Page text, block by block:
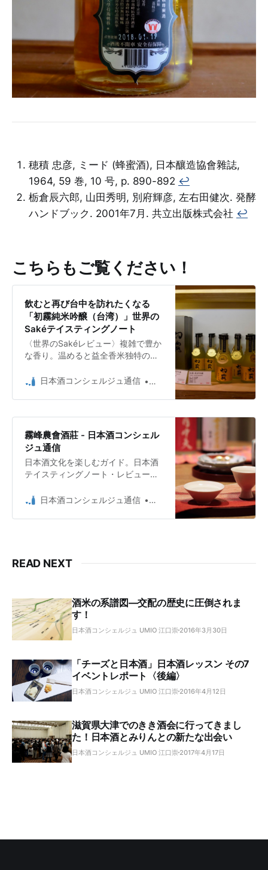
穂積 忠彦, ミード (蜂蜜酒), 日本釀造協會雜誌,
1964, 59 巻, 10 号, p. 890-892 ↩︎
栃倉辰六郎, 山田秀明, 別府輝彦, 左右田健次. 発酵
ハンドブック. 2001年7月. 共立出版株式会社 ↩︎
こちらもご覧ください！
飲むと再び台中を訪れたくなる
「初霧純米吟醸（台湾）」世界の
Sakéテイスティングノート
〈世界のSakéレビュー〉複雑で豊か
な香り。温めると益全香米独特の里
い。 日本酒コンシェルジュ通信 日本酒コンシェルジュ Umio
霧峰農會酒莊 - 日本酒コンシェル
ジュ通信
日本酒文化を楽しむガイド。日本酒
テイスティングノート・レビューや
性や地域性のこと、世界のSakeのこ
エッセイなど。
日本酒コンシェルジュ通信 日本酒コンシェルジュ Umio
READ NEXT
酒米の系譜図―交配の歴史に圧倒されま
す！
日本酒コンシェルジュ UMIO 江口崇 2016年3月30日
「チーズと日本酒」日本酒レッスン その7
イベントレポート〈後編〉
日本酒コンシェルジュ UMIO 江口崇 2016年4月12日
滋賀県大津でのきき酒会に行ってきまし
た！日本酒とみりんとの新たな出会い
日本酒コンシェルジュ UMIO 江口崇 2017年4月17日